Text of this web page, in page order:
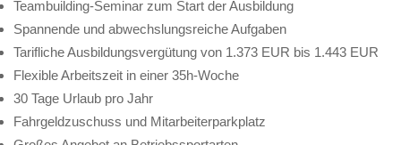
Teambuilding-Seminar zum Start der Ausbildung
Spannende und abwechslungsreiche Aufgaben
Tarifliche Ausbildungsvergütung von 1.373 EUR bis 1.443 EUR
Flexible Arbeitszeit in einer 35h-Woche
30 Tage Urlaub pro Jahr
Fahrgeldzuschuss und Mitarbeiterparkplatz